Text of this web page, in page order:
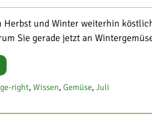
Herbst und Winter weiterhin
Sie gerade jetzt an
right, Wissen, Gemüse, Juli